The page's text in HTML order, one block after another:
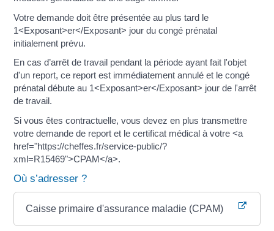
Votre demande doit être présentée au plus tard le
1<Exposant>er</Exposant> jour du congé prénatal
initialement prévu.
En cas d’arrêt de travail pendant la période ayant fait l'objet
d'un report, ce report est immédiatement annulé et le congé
prénatal débute au 1<Exposant>er</Exposant> jour de l'arrêt
de travail.
Si vous êtes contractuelle, vous devez en plus transmettre
votre demande de report et le certificat médical à votre <a
href="https://cheffes.fr/service-public/?
xml=R15469">CPAM</a>.
Où s’adresser ?
Caisse primaire d'assurance maladie (CPAM)